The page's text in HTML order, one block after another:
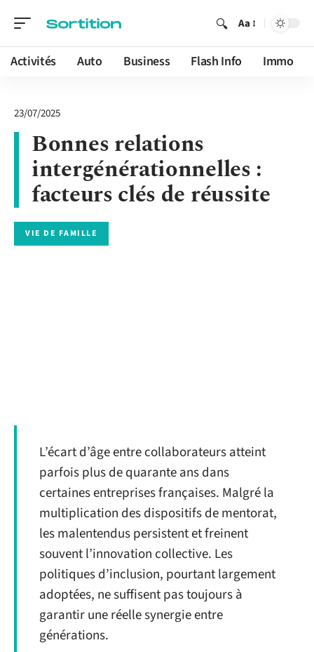
Aa
Activités Auto Business Flash Info Immo
23/07/2025
Bonnes relations
intergénérationnelles :
facteurs clés de réussite
VIE DE FAMILLE
L’écart d’âge entre collaborateurs atteint
parfois plus de quarante ans dans
certaines entreprises françaises. Malgré la
multiplication des dispositifs de mentorat,
les malentendus persistent et freinent
souvent l’innovation collective. Les
politiques d’inclusion, pourtant largement
adoptées, ne suffisent pas toujours à
garantir une réelle synergie entre
générations.